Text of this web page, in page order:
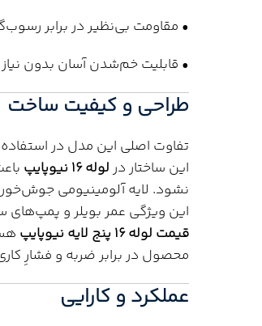
• مقاومت بی‌نظیر در برابر
• قابلیت خم‌شدن آسان بدون نیاز
طراحی و کیفیت ساخت
این ساختار در لوله ۱۶ نیوپایپ
نشود. لایه آلومینیومی
این ویژگی عمر بویلر و
قیمت لوله ۱۶ پنج لایه نیوپایپ
محصول در برابر ضربه و فشارِ
عملکرد و کارایی